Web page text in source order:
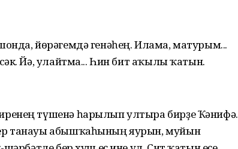
йөрәгемдә генәһең. Илама, матурым...
Йә, улайтма... Һин бит аҡылы ҡатын.
түшенә һарылып ултыра бирҙе Ҡәнифә.
танауы абышҡаһының яурын, муйын